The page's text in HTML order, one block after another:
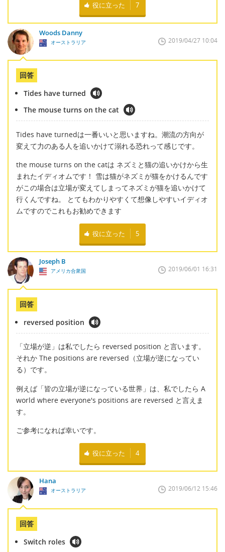
役に立った 7
Woods Danny
オーストラリア 2019/04/27 10:04
回答
Tides have turned
The mouse turns on the cat
Tides have turnedは一番いいと思いますね。潮流の方向が
変えて力のある人を追いかけて溺れる恐れって感じです。
the mouse turns on the catは ネズミと猫の追いかけから生
まれたイディオムです！ 雪は猫がネズミが猫をかけるんです
がこの場合は立場が変えてしまってネズミが猫を追いかけて
行くんですね。 とてもわかりやすくて想像しやすいイディオ
ムですのでこれもお勧めできます
役に立った 5
Joseph B
アメリカ合衆国 2019/06/01 16:31
回答
reversed position
「立場が逆」は私でしたら reversed position と言います。
それか The positions are reversed（立場が逆になってい
る）です。
例えば「皆の立場が逆になっている世界」は、私でしたら A
world where everyone's positions are reversed と言えま
す。
ご参考になれば幸いです。
役に立った 4
Hana
オーストラリア 2019/06/12 15:46
回答
Switch roles